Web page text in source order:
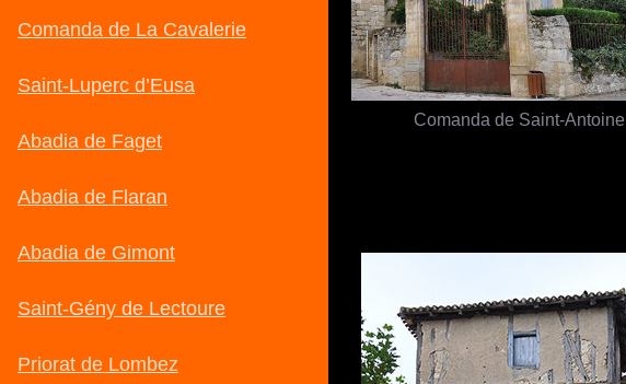
Comanda de Saint-Antoine